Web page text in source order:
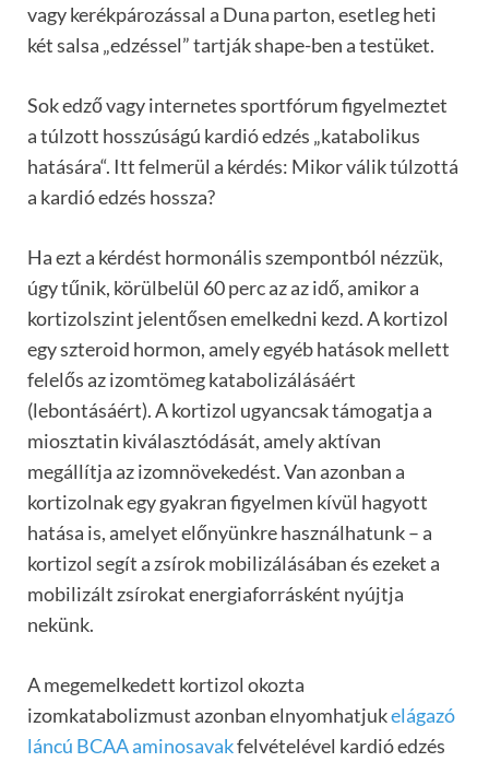
vagy kerékpározással a Duna parton, esetleg heti
két salsa „edzéssel” tartják shape-ben a testüket.
Sok edző vagy internetes sportfórum figyelmeztet
a túlzott hosszúságú kardió edzés „katabolikus
hatására“. Itt felmerül a kérdés: Mikor válik túlzottá
a kardió edzés hossza?
Ha ezt a kérdést hormonális szempontból nézzük,
úgy tűnik, körülbelül 60 perc az az idő, amikor a
kortizolszint jelentősen emelkedni kezd. A kortizol
egy szteroid hormon, amely egyéb hatások mellett
felelős az izomtömeg katabolizálásáért
(lebontásáért). A kortizol ugyancsak támogatja a
miosztatin kiválasztódását, amely aktívan
megállítja az izomnövekedést. Van azonban a
kortizolnak egy gyakran figyelmen kívül hagyott
hatása is, amelyet előnyünkre használhatunk – a
kortizol segít a zsírok mobilizálásában és ezeket a
mobilizált zsírokat energiaforrásként nyújtja
nekünk.
A megemelkedett kortizol okozta
izomkatabolizmust azonban elnyomhatjukelágazó
láncú BCAA aminosavakfelvételével kardió edzés